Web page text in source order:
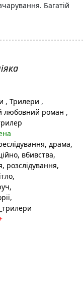
Багатій
, Трилери ,
любовний роман ,
, драма,
, вбивства,
, розслідування,
,
,
,